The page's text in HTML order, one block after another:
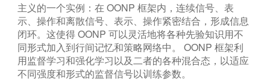
主义的一个实例：在 OONP 框架内，连续信号、表
示、操作和离散信号、表示、操作紧密结合，形成信息
闭环。这使得 OONP 可以灵活地将各种先验知识用不
同形式加入到行间记忆和策略网络中。 OONP 框架利
用监督学习和强化学习以及二者的各种混合态，以适应
不同强度和形式的监督信号以训练参数。